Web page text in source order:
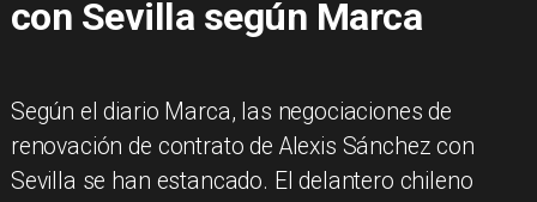
con Sevilla según Marca
Según el diario Marca, las negociaciones de
renovación de contrato de Alexis Sánchez con
Sevilla se han estancado. El delantero chileno